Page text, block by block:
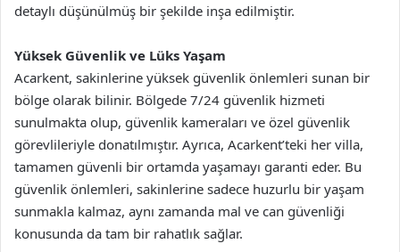
detaylı düşünülmüş bir şekilde inşa edilmiştir.
Yüksek Güvenlik ve Lüks Yaşam
Acarkent, sakinlerine yüksek güvenlik önlemleri sunan bir
bölge olarak bilinir. Bölgede 7/24 güvenlik hizmeti
sunulmakta olup, güvenlik kameraları ve özel güvenlik
görevlileriyle donatılmıştır. Ayrıca, Acarkent’teki her villa,
tamamen güvenli bir ortamda yaşamayı garanti eder. Bu
güvenlik önlemleri, sakinlerine sadece huzurlu bir yaşam
sunmakla kalmaz, aynı zamanda mal ve can güvenliği
konusunda da tam bir rahatlık sağlar.